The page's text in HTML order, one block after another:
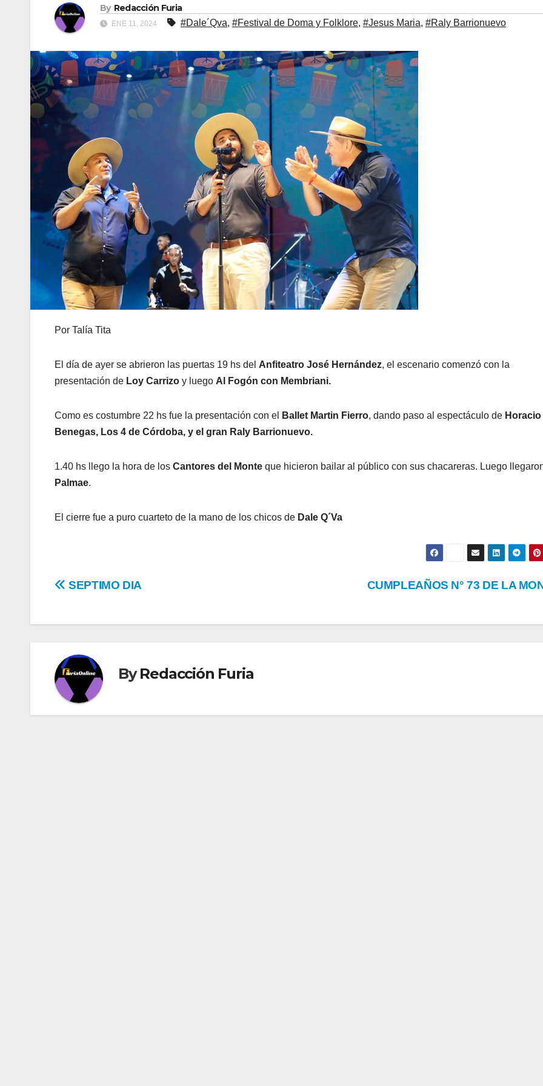
By Redacción Furia
ENE 11, 2024 #Dale´Qva, #Festival de Doma y Folklore, #Jesus Maria, #Raly Barrionuevo
Por Talía Tita
El día de ayer se abrieron las puertas 19 hs del Anfiteatro José Hernández, el escenario comenzó con la
presentación de Loy Carrizo y luego Al Fogón con Membriani.
Como es costumbre 22 hs fue la presentación con el Ballet Martin Fierro, dando paso al espectáculo de Horacio
Benegas, Los 4 de Córdoba, y el gran Raly Barrionuevo.
1.40 hs llego la hora de los Cantores del Monte que hicieron bailar al público con sus chacareras. Luego
Palmae.
El cierre fue a puro cuarteto de la mano de los chicos de Dale Q´Va
Navegación
CUMPLEAÑOS N° 73 DE LA
SEPTIMO DIA
ByRedacción Furia